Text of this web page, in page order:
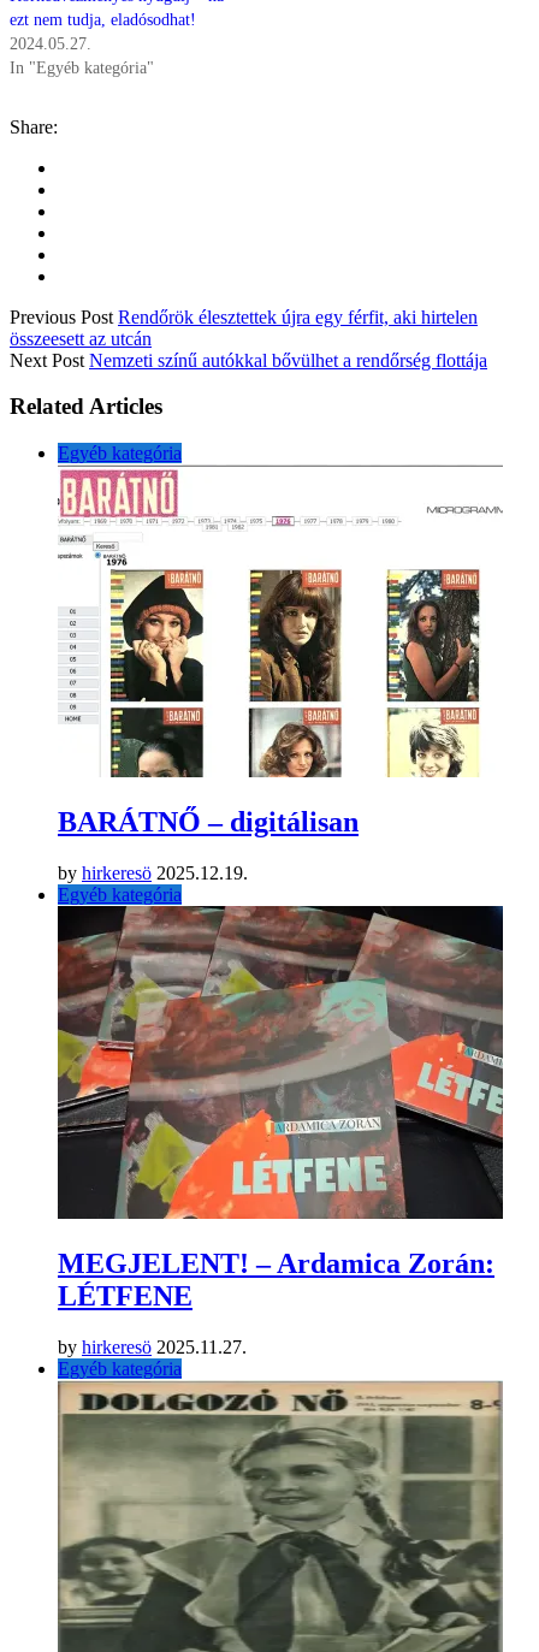
ezt nem tudja, eladósodhat!
2024.05.27.
In "Egyéb kategória"
Share:
Previous Post Rendőrök élesztettek újra egy férfit, aki hirtelen
összeesett az utcán
Next Post Nemzeti színű autókkal bővülhet a rendőrség flottája
Related Articles
Egyéb kategória
BARÁTNŐ – digitálisan
by hirkeresö 2025.12.19.
Egyéb kategória
MEGJELENT! – Ardamica Zorán:
LÉTFENE
by hirkeresö 2025.11.27.
Egyéb kategória